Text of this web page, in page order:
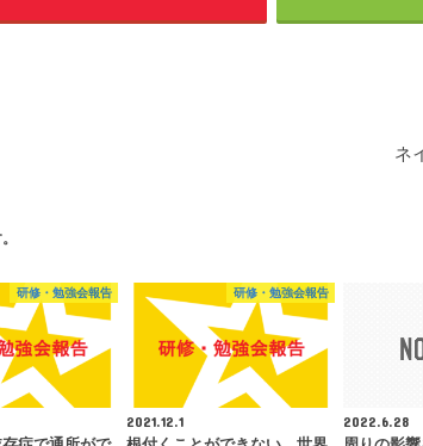
ネ
研修・勉強会報告 研修・勉強会報告
2021.12.1
2022.6.28